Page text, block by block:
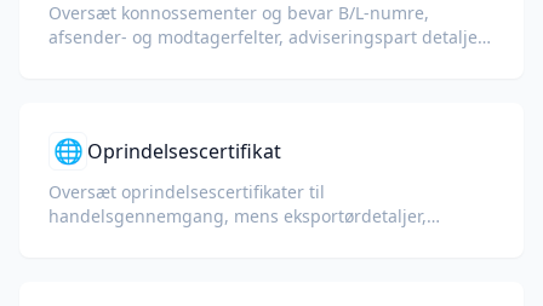
Oversæt konnossementer og bevar B/L-numre,
afsender- og modtagerfelter, adviseringspart detaljer,
🌐 Oprindelsescertifikat
Oversæt oprindelsescertifikater til
handelsgennemgang, mens eksportørdetaljer,